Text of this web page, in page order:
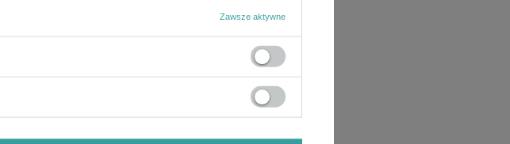
oraz tytanu.
pulsacyjne
spawania w
Zawsze aktywne